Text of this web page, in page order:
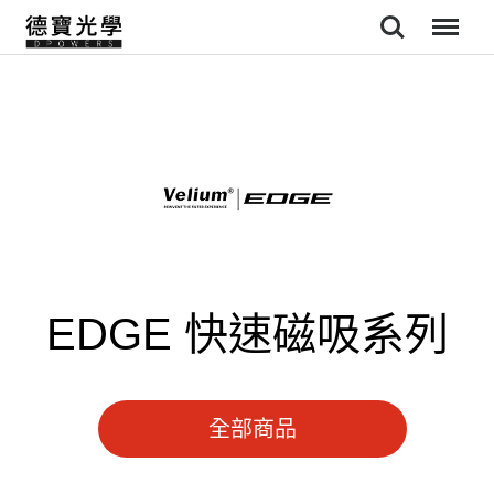
Search
EDGE 快速磁吸系列
全部商品